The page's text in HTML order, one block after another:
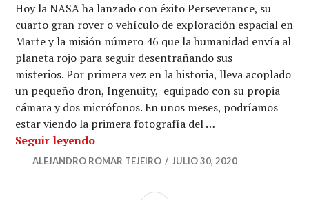
Hoy la NASA ha lanzado con éxito Perseverance, su
cuarto gran rover o vehículo de exploración espacial en
Marte y la misión número 46 que la humanidad envía al
planeta rojo para seguir desentrañando sus
misterios. Por primera vez en la historia, lleva acoplado
un pequeño dron, Ingenuity, equipado con su propia
cámara y dos micrófonos. En unos meses, podríamos
estar viendo la primera fotografía del …
Seguir leyendoMarte: cinco milenios de arte y ciencia
ALEJANDRO ROMAR TEJEIRO JULIO 30, 2020